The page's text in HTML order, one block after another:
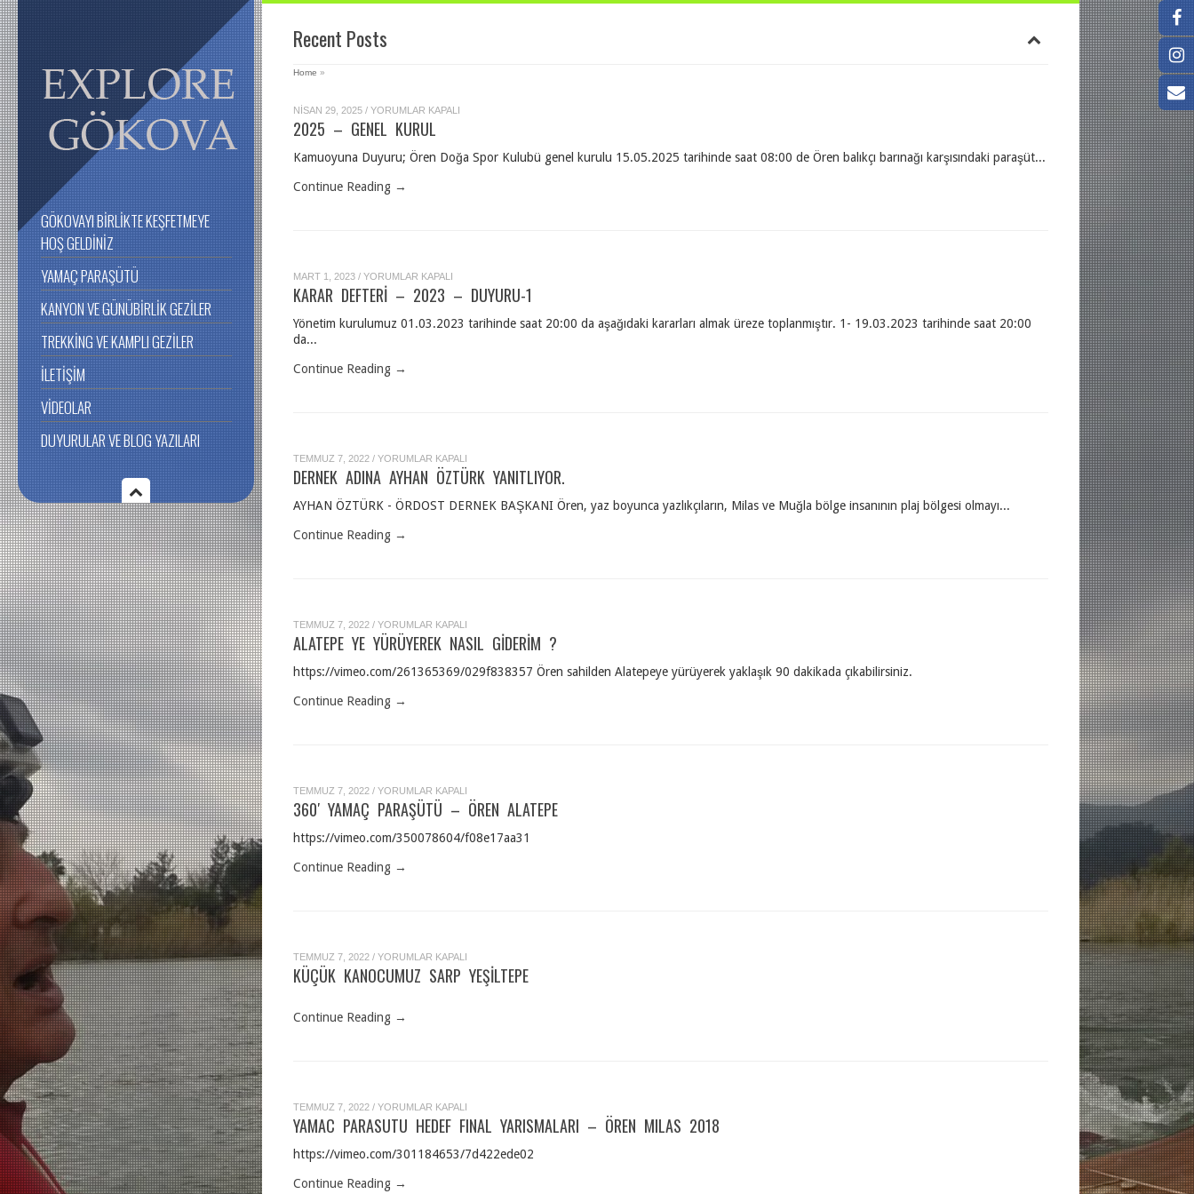
GÖKOVAYI BIRLIKTE KEŞFETMEYE
HOŞ GELDINIZ
YAMAÇ PARAŞÜTÜ
KANYON VE GÜNÜBIRLIK GEZILER
TREKKING VE KAMPLI GEZILER
İLETIŞIM
VIDEOLAR
DUYURULAR VE BLOG YAZILARI
Recent Posts
Home »
NISAN 29, 2025 / 2025
GENEL
YORUMLAR KAPALI
2025 – GENEL KURUL
Kamuoyuna Duyuru; Ören Doğa Spor Kulubü genel kurulu 15.05.2025 tarihinde saat 08:00 de Ören balıkçı barınağı karşısındaki paraşüt...
Continue Reading →
MART 1, 2023 / KARAR
DEFTERİ
–
DUYURU-
YORUMLAR KAPALI
KARAR DEFTERİ – 2023 – DUYURU-1
Yönetim kurulumuz 01.03.2023 tarihinde saat 20:00 da aşağıdaki kararları almak üreze toplanmıştır. 1- 19.03.2023 tarihinde saat 20:00
da...
Continue Reading →
TEMMUZ 7, 2022 / DERNEK
AYHAN
YANITLIYOR.
IÇIN
YORUMLAR KAPALI
DERNEK ADINA AYHAN ÖZTÜRK YANITLIYOR.
AYHAN ÖZTÜRK - ÖRDOST DERNEK BAŞKANI Ören, yaz boyunca yazlıkçıların, Milas ve Muğla bölge insanının plaj bölgesi olmayı...
Continue Reading →
TEMMUZ 7, 2022 / ALATEPE
YE
YÜRÜYEREK
GIDERIM
?
YORUMLAR KAPALI
ALATEPE YE YÜRÜYEREK NASIL GIDERIM ?
https://vimeo.com/261365369/029f838357 Ören sahilden Alatepeye yürüyerek yaklaşık 90 dakikada çıkabilirsiniz.
Continue Reading →
TEMMUZ 7, 2022 / 360′
PARAŞÜTÜ
ÖREN
ALATEPE
YORUMLAR KAPALI
360′ YAMAÇ PARAŞÜTÜ – ÖREN ALATEPE
https://vimeo.com/350078604/f08e17aa31
Continue Reading →
TEMMUZ 7, 2022 / KÜÇÜK
SARP
YORUMLAR KAPALI
KÜÇÜK KANOCUMUZ SARP YEŞILTEPE
Continue Reading →
TEMMUZ 7, 2022 / YAMAC
HEDEF
YARISMALARI
–
MILAS
2018
YORUMLAR KAPALI
YAMAC PARASUTU HEDEF FINAL YARISMALARI – ÖREN MILAS 2018
https://vimeo.com/301184653/7d422ede02
Continue Reading →